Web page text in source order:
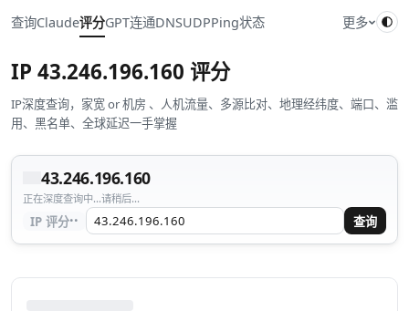
查询Claude评分GPT连通DNSUDPPing状态 更多
IP 43.246.196.160 评分
IP深度查询，家宽 or 机房 、人机流量、多源比对、地理经纬度、端口、滥
用、黑名单、全球延迟一手掌握
43.246.196.160
正在深度查询中...请稍后...
IP 评分·· 查询